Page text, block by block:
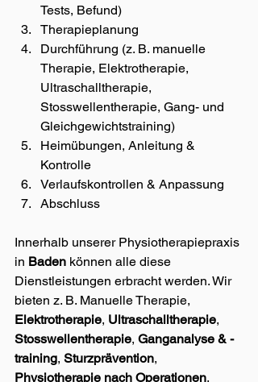
Tests, Befund)
Therapieplanung
Durchführung (z. B. manuelle
Therapie, Elektrotherapie,
Ultraschalltherapie,
Stosswellentherapie, Gang- und
Gleichgewichtstraining)
Heimübungen, Anleitung &
Kontrolle
Verlaufskontrollen & Anpassung
Abschluss
Innerhalb unserer Physiotherapiepraxis
in Baden können alle diese
Dienstleistungen erbracht werden. Wir
bieten z. B. Manuelle Therapie,
Elektrotherapie, Ultraschalltherapie,
Stosswellentherapie, Ganganalyse & -
training, Sturzprävention,
Physiotherapie nach Operationen,